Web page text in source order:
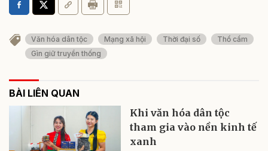
Văn hóa dân tộc Mạng xã hội Thời đại số
Thổ cẩm
Gìn giữ truyền thống
BÀI LIÊN QUAN
Khi văn hóa dân tộc
tham gia vào nền kinh tế
xanh